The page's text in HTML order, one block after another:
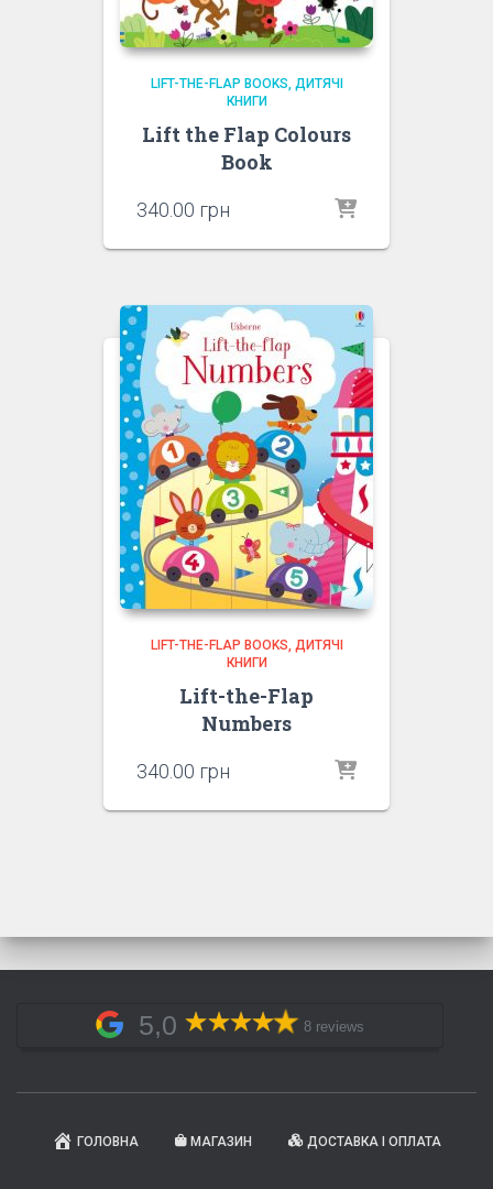
LIFT-THE-FLAP BOOKS ДИТЯЧІ
КНИГИ
Lift the Flap Colours
Book
340.00 грн
LIFT-THE-FLAP BOOKS ДИТЯЧІ
КНИГИ
Lift-the-Flap
Numbers
340.00 грн
5,0 8 reviews
ГОЛОВНА МАГАЗИН ДОСТАВКА І ОПЛАТА